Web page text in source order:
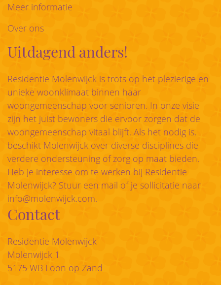
Meer informatie
Over ons
Uitdagend anders!
Residentie Molenwijck is trots op het plezierige en
unieke woonklimaat binnen haar
woongemeenschap voor senioren. In onze visie
zijn het juist bewoners die ervoor zorgen dat de
woongemeenschap vitaal blijft. Als het nodig is,
beschikt Molenwijck over diverse disciplines die
verdere ondersteuning of zorg op maat bieden.
Heb je interesse om te werken bij Residentie
Molenwijck? Stuur een mail of je sollicitatie naar
info@molenwijck.com.
Contact
Residentie Molenwijck
Molenwijck 1
5175 WB Loon op Zand